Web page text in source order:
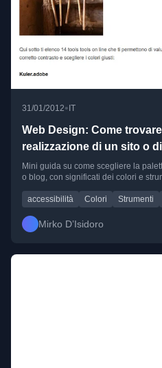
31/01/2012•IT
Web Design: Come
realizzazione di un sito o
Mini guida su come scegliere la
o blog, con significati dei colori e
accessibilità Colori Strumenti
Mirko D’Isidoro